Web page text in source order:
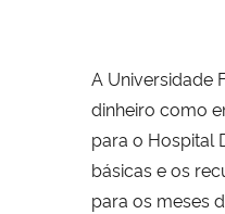
A Universidade
dinheiro como
para o Hospital
básicas e os
para os meses